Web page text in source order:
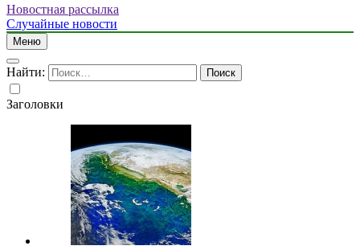
Новостная рассылка
Случайные новости
Меню
Найти:
Заголовки